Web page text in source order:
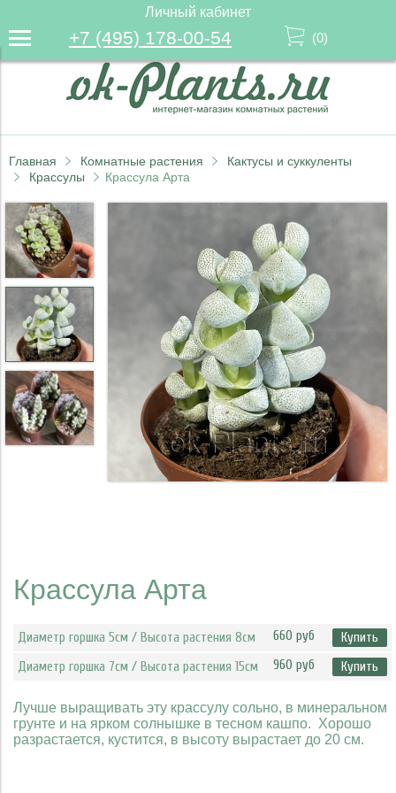
Личный кабинет
+7 (495) 178-00-54 (0)
Главная Комнатные растения
Кактусы и суккуленты
Крассулы
Крассула Арта
Крассула Арта
Диаметр горшка 5см / Высота растения 8см 660 руб
Купить
Диаметр горшка 7см / Высота растения 15см
960 руб Купить
Лучше выращивать эту крассулу сольно, в минеральном
грунте и на ярком солнышке в тесном кашпо. Хорошо
разрастается, кустится, в высоту вырастает до 20 см.